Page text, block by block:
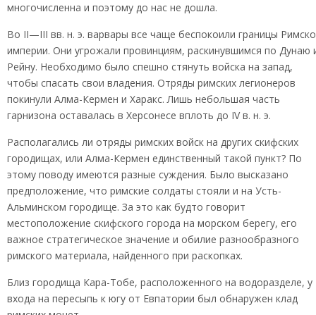
многочисленна и поэтому до нас не дошла.
Во II—III вв. н. э. варвары все чаще беспокоили границы
империи. Они угрожали провинциям, раскинувшимся по Дунаю
Рейну. Необходимо было спешно стянуть войска на запад,
чтобы спасать свои владения. Отряды римских легионеров
покинули Алма-Кермен и Харакс. Лишь небольшая часть
гарнизона оставалась в Херсонесе вплоть до IV в. н. э.
Располагались ли отряды римских войск на других скифских
городищах, или Алма-Кермен единственный такой пункт? По
этому поводу имеются разные суждения. Было высказано
предположение, что римские солдаты стояли и на Усть-
Альминском городище. За это как будто говорит
местоположение скифского города на морском берегу, его
важное стратегическое значение и обилие разнообразного
римского материала, найденного при раскопках.
Близ городища Кара-Тобе, расположенного на водоразделе, у
входа на пересыпь к югу от Евпатории был обнаружен клад